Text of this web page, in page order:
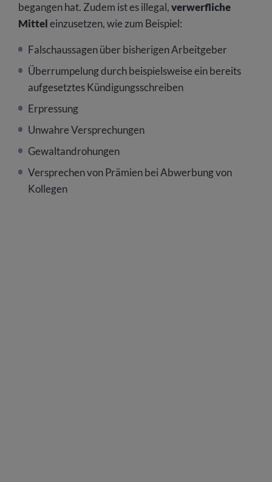
begangen hat. Zudem ist es illegal,verwerfliche
Mitteleinzusetzen, wie zum Beispiel:
Falschaussagen über bisherigen Arbeitgeber
Überrumpelung durch beispielsweise ein bereits
aufgesetztes Kündigungsschreiben
Erpressung
Unwahre Versprechungen
Gewaltandrohungen
Versprechen von Prämien bei Abwerbung von
Kollegen